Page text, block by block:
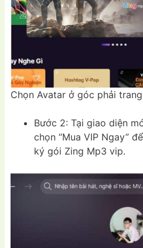
Chọn Avatar ở góc phải
Bước 2: Tại giao diện
chọn “Mua VIP Ngay”
ký gói Zing Mp3 vip.